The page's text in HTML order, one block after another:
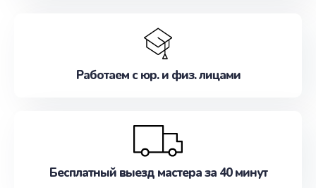
Работаем с юр. и физ. лицами
Бесплатный выезд мастера за 40 минут